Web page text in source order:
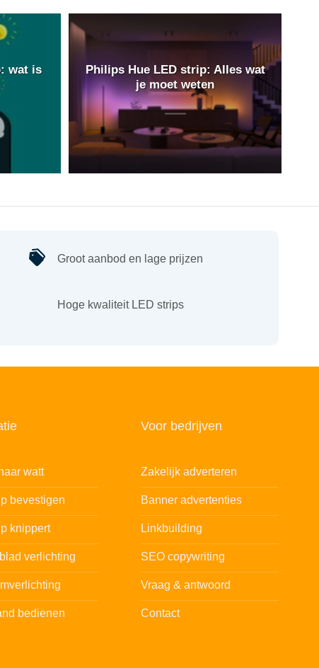
wat is
Philips Hue LED strip: Alles wat
je moet weten
Groot aanbod en lage prijzen
Hoge kwaliteit LED strips
watt
bevestigen
knippert
verlichting
bedienen
Voor bedrijven
Zakelijk adverteren
Banner advertenties
Linkbuilding
SEO copywriting
Vraag & antwoord
Contact